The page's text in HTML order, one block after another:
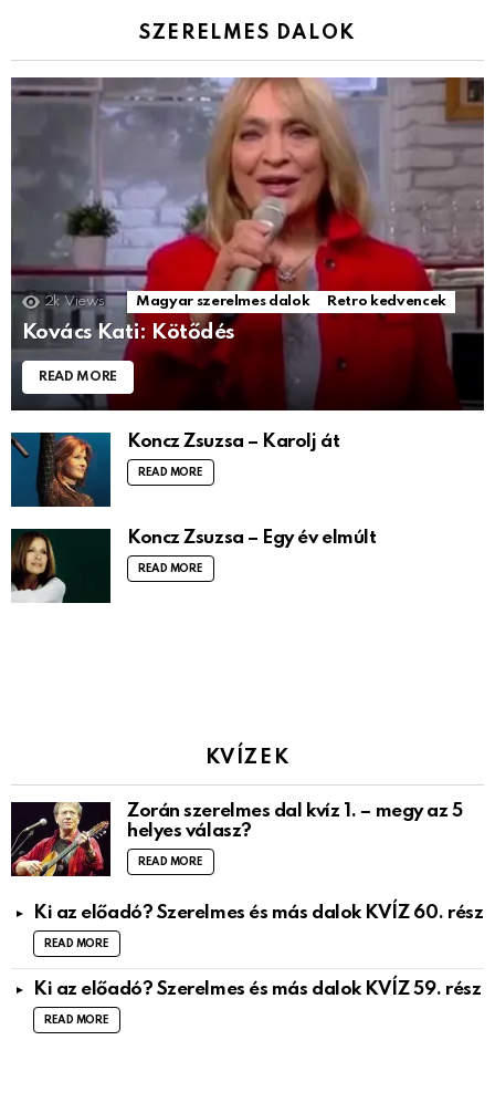
SZERELMES DALOK
2k Views Magyar szerelmes dalok Retro kedvencek
Kovács Kati: Kötődés
READ MORE
Koncz Zsuzsa – Karolj át
READ MORE
Koncz Zsuzsa – Egy év elmúlt
READ MORE
KVÍZEK
Zorán szerelmes dal kvíz 1. – megy az 5
helyes válasz?
READ MORE
Ki az előadó? Szerelmes és más dalok KVÍZ 60. rész
READ MORE
Ki az előadó? Szerelmes és más dalok KVÍZ 59. rész
READ MORE